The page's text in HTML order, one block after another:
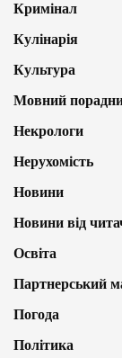
Кримінал
Кулінарія
Культура
Мовний
Некрологи
Нерухомість
Новини
Новини від
Освіта
Партнерський
Погода
Політика